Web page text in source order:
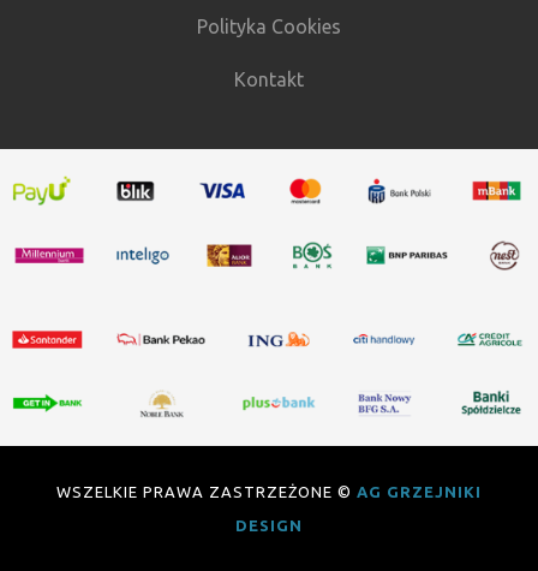
Polityka Cookies
Kontakt
WSZELKIE PRAWA ZASTRZEŻONE © AG GRZEJNIKI
DESIGN